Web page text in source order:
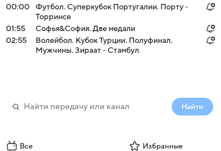
00:00
Футбол. Суперкубок Португалии. Порту -
Торринсе
01:55
Софья&София. Две медали
02:55
Волейбол. Кубок Турции. Полуфинал.
Мужчины. Зираат - Стамбул
Найти
Все Избранные